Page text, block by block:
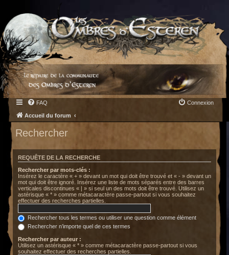
FAQ Connexion
Accueil du forum
Rechercher
REQUÊTE DE LA RECHERCHE
Rechercher par mots-clés :
Insérez le caractère « + » devant un mot qui doit être trouvé et « - » devant un
mot qui doit être ignoré. Insérez une liste de mots séparés entre des barres
verticales discontinues « | » si seul un des mots doit être trouvé. Utilisez un
astérisque « * » comme métacaractère passe-partout si vous souhaitez
effectuer des recherches partielles.
Rechercher tous les termes ou utiliser une question comme élément
Rechercher n’importe quel de ces termes
Rechercher par auteur :
Utilisez un astérisque « * » comme métacaractère passe-partout si vous
souhaitez effectuer des recherches partielles.